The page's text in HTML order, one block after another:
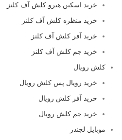
خرید اسکین هیرو کلش آف کلنز
خرید منظره کلش آف کلنز
خرید آفر کلش آف کلنز
خرید جم کلش آف کلنز
کلش رویال
خرید رویال پس کلش رویال
خرید آفر کلش رویال
خرید جم کلش رویال
موبایل لجندز